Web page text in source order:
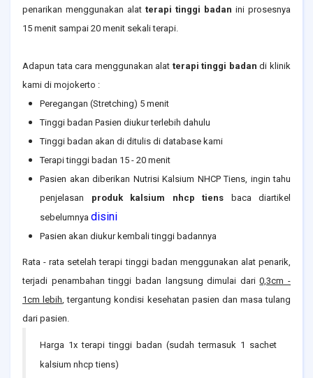
penarikan menggunakan alat terapi tinggi badan ini prosesnya
15 menit sampai 20 menit sekali terapi.
Adapun tata cara menggunakan alat terapi tinggi badan di klinik
kami di mojokerto :
Peregangan (Stretching) 5 menit
Tinggi badan Pasien diukur terlebih dahulu
Tinggi badan akan di ditulis di database kami
Terapi tinggi badan 15 - 20 menit
Pasien akan diberikan Nutrisi Kalsium NHCP Tiens, ingin tahu
penjelasan produk kalsium nhcp tiens baca diartikel
sebelumnya disini
Pasien akan diukur kembali tinggi badannya
Rata - rata setelah terapi tinggi badan menggunakan alat penarik,
terjadi penambahan tinggi badan langsung dimulai dari0,3cm -
1cm lebih, tergantung kondisi kesehatan pasien dan masa tulang
dari pasien.
Harga 1x terapi tinggi badan (sudah termasuk 1 sachet
kalsium nhcp tiens)